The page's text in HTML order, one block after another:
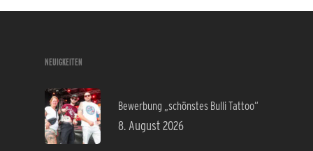
NEUIGKEITEN
Bewerbung „schönstes Bulli Tattoo“
8. August 2026